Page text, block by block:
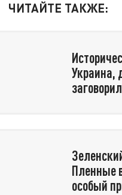
ЧИТАЙТЕ ТАКЖЕ:
Украина,
Пленные
особый